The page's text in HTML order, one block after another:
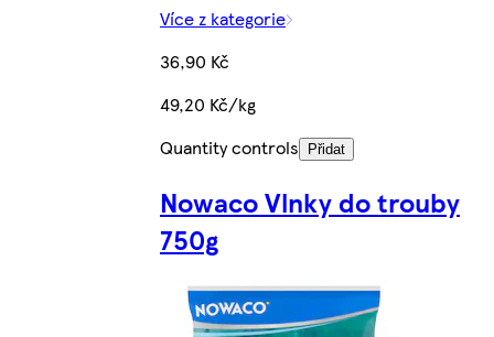
Více z kategorie
36,90 Kč
49,20 Kč/kg
Quantity controls
Přidat
Nowaco Vlnky do trouby
750g